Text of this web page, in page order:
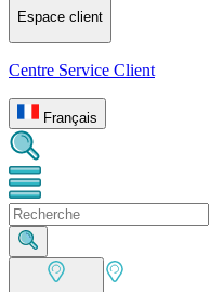
Espace client
Centre Service Client
Français